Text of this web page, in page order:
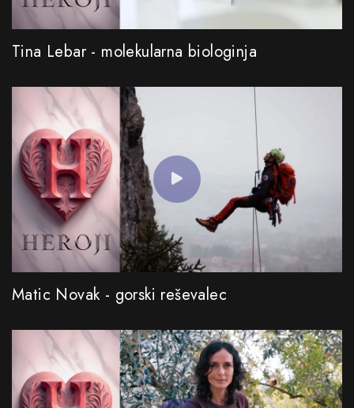
Tina Lebar - molekularna biologinja
Matic Novak - gorski reševalec